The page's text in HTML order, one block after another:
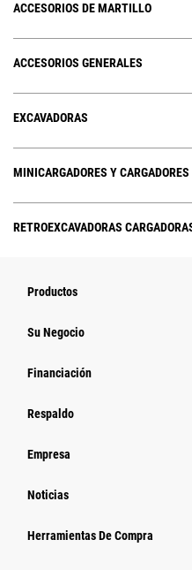
ACCESORIOS DE MARTILLO
ACCESORIOS GENERALES
EXCAVADORAS
MINICARGADORES Y
RETROEXCAVADORAS
Productos
Su Negocio
Financiación
Respaldo
Empresa
Noticias
Herramientas De Compra